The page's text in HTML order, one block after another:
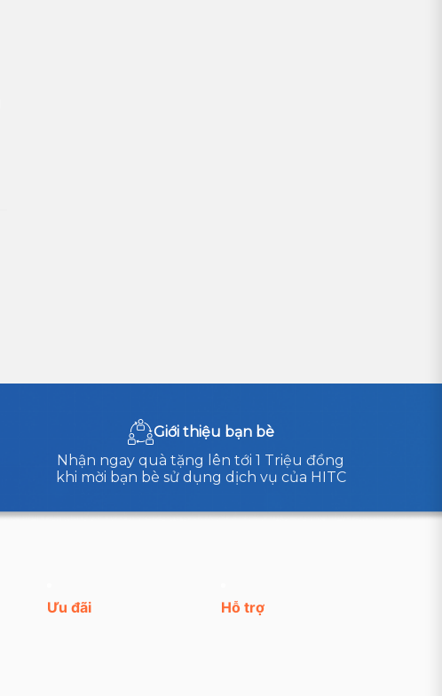
Giới thiệu bạn bè
Nhận ngay quà tặng lên tới 1 Triệu đồng
khi mời bạn bè sử dụng dịch vụ của HITC
Ưu đãi Hỗ trợ